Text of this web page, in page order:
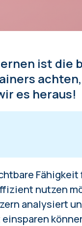
ist die
es heraus!
aus
zum Erlernen
der
zum
nutzen
analysiert